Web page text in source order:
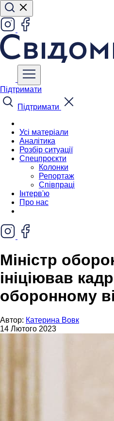
Підтримати
Підтримати
Усі матеріали
Аналітика
Розбір ситуації
Спецпроєкти
Колонки
Репортаж
Співпраці
Інтерв'ю
Про нас
Міністр
ініціював
оборонному
Автор: Катерина Вовк
14 Лютого 2023